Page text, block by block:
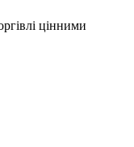
цінними